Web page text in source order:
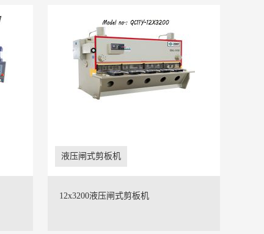
液压闸式剪板机
12x3200液压闸式剪板机